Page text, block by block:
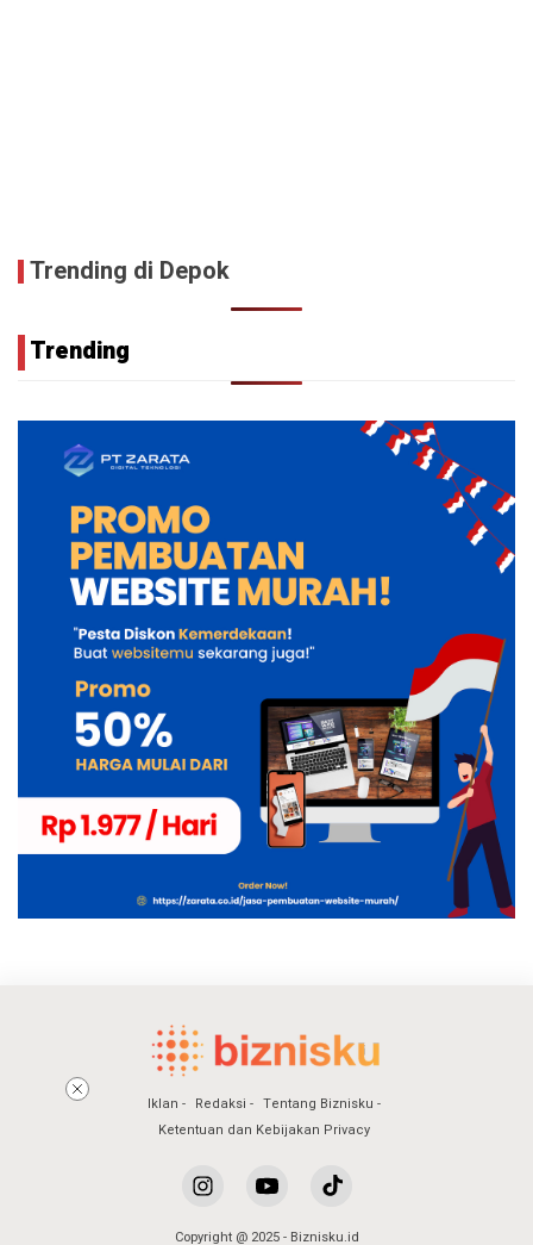
Trending di Depok
Trending
Iklan Redaksi
Tentang Biznisku
Ketentuan dan Kebijakan Privacy
Copyright @ 2025 - Biznisku.id